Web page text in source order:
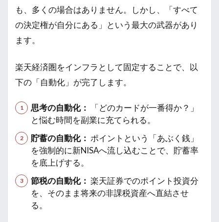
も、多くの場合はありません。しかし、「すべて
の決定権が自分にある」という最大の武器があり
ます。
楽天経済圏をインフラとして固定することで、以
下の「自動化」が完了します。
思考の自動化：
「どのカードが一番得か？」
と悩む時間を副業に充てられる。
貯蓄の自動化： ポイントという「あぶく銭」
を強制的に新NISAへ流し込むことで、貯蓄率
を底上げする。
節税の自動化： 楽天証券でのポイント投資分
を、そのまま将来の非課税資産へ直結させ
る。